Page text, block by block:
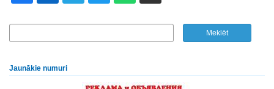
Jaunākie numuri